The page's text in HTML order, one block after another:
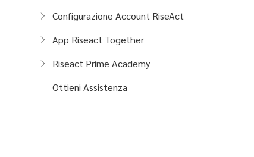
Configurazione Account RiseAct
App Riseact Together
Riseact Prime Academy
Ottieni Assistenza